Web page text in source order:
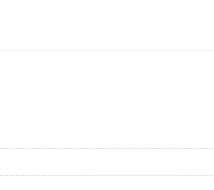
длинных кабелей с большим
и многопроволочных
один в направлении
позволяет проводить